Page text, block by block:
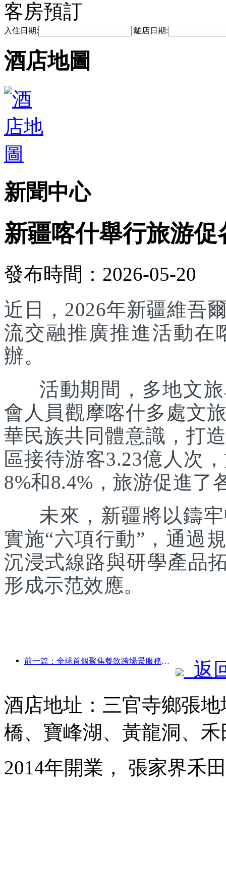
客房預訂
入住日期: 離店日期:
酒店地圖
新聞中心
新疆喀什舉行旅游
發布時間：2026-05-20
近日，2026年新疆維吾
流交融推廣推進活動在
辦。
活動期間，多地文旅
會人員觀摩喀什多處文
華民族共同體意識，打
區接待游客3.23億人次
8%和8.4%，旅游促進了
未來，新疆將以鑄牢
實施“六項行動”，通過
沉浸式線路與研學產品
形成示范效應。
前一篇：全球首個聚焦餐飲跨場景服務的人形機器人發布
返
酒店地址：三官寺鄉張
橋、寶峰湖、黃龍洞、
2014年開業， 張家界